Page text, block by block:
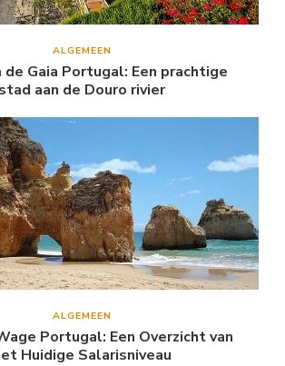
ALGEMEEN
de Gaia Portugal: Een prachtige
stad aan de Douro rivier
ALGEMEEN
Portugal: Een Overzicht van
Huidige Salarisniveau